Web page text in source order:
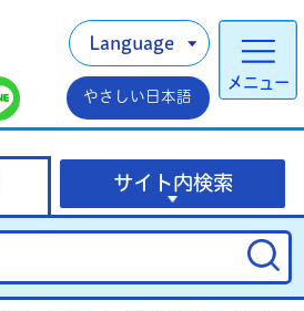
メニュー
Language
やさしい日本語
サイト内検索